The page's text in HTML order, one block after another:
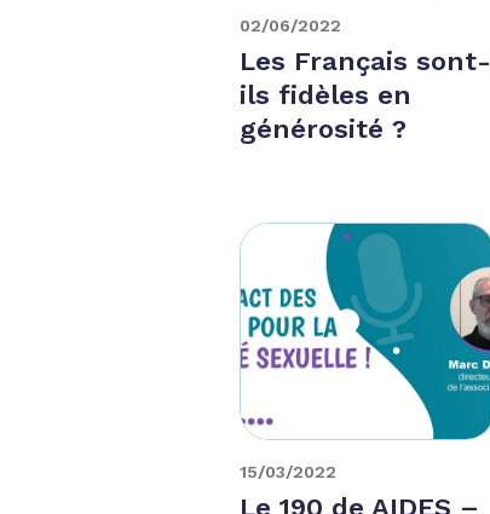
02/06/2022
Les Français sont-
ils fidèles en
générosité ?
15/03/2022
Le 190 de AIDES –